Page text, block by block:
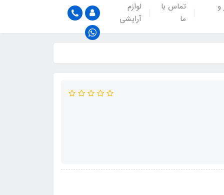
و
تماس با
ما
لوازم
آرایشی